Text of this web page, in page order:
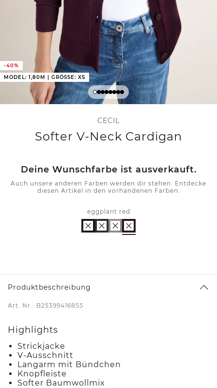
-40%
MODEL: 1,80M | GRÖSSE: XS
CECIL
Softer V-Neck Cardigan
Deine Wunschfarbe ist ausverkauft.
Auch unsere anderen Farben werden dir stehen. Entdecke
diesen Artikel in den vorhandenen Farben.
eggplant red
Produktbeschreibung
Art. Nr.: B25399416855
Highlights
Strickjacke
V-Ausschnitt
Langarm mit Bündchen
Knopfleiste
Softer Baumwollmix